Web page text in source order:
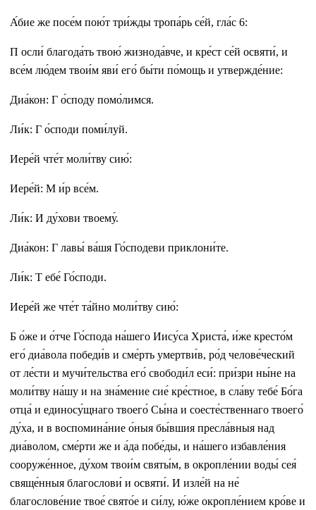
А́бие же посе́м пою́т три́жды тропа́рь се́й, гла́с 6:
П осли́ благода́ть твою́ жизнода́вче, и кре́ст се́й освяти́, и
все́м лю́дем твои́м яви́ его́ бы́ти по́мощь и утвержде́ние:
Диа́кон: Г о́споду помо́лимся.
Ли́к: Г о́споди поми́луй.
Иере́й чте́т моли́тву сию́:
Иере́й: М и́р все́м.
Ли́к: И ду́хови твоему́.
Диа́кон: Г лавы́ ва́шя Го́сподеви приклони́те.
Ли́к: Т ебе́ Го́споди.
Иере́й же чте́т та́йно моли́тву сию́:
Б о́же и о́тче Го́спода на́шего Иису́са Христа́, и́же кресто́м
его́ диа́вола победи́в и сме́рть умертви́в, ро́д челове́ческий
от ле́сти и мучи́тельства его́ свободи́л еси́: при́зри ны́не на
моли́тву на́шу и на зна́мение сие́ кре́стное, в сла́ву тебе́ Бо́га
отца́ и единосу́щнаго твоего́ Сы́на и соесте́ственнаго твоего́
ду́ха, и в воспомина́ние о́ныя бы́вшия пресла́вныя над
диа́волом, сме́рти же и а́да побе́ды, и на́шего избавле́ния
сооруже́нное, ду́хом твои́м святы́м, в окропле́нии воды́ сея́
свяще́нныя благослови́ и освяти́. И изле́й на не́
благослове́ние твое́ свято́е и си́лу, ю́же окропле́нием кро́ве и